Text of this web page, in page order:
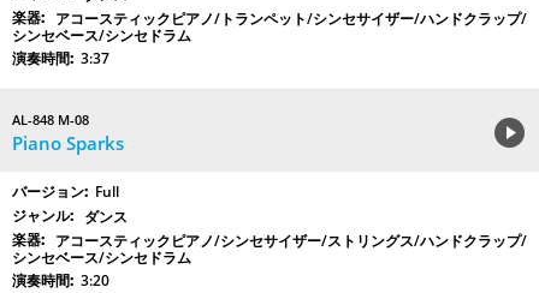
アコースティックピアノ/トランペット/シンセサイザー/ハンドクラップ/
シンセベース/シンセドラム
3:37
AL-848 M-08
Piano Sparks
Full
ダンス
アコースティックピアノ/シンセサイザー/ストリングス/ハンドクラップ/
シンセベース/シンセドラム
3:20